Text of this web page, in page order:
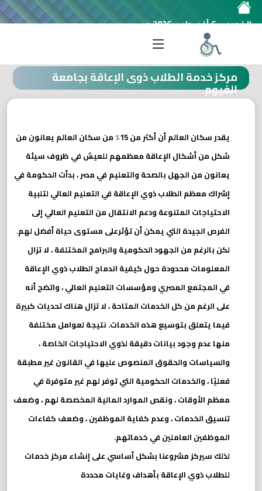
الخميس 6 أغسطس 2026 م
مركز خدمة الطلاب ذوى الإعاقة بجامعة الفيوم
مركز خدمة الطلاب ذوى الإعاقة بجامعة
الفيوم
يقدر سكان العالم أن أكثر من 15٪ من سكان العالم يعانون من
شكل من أشكال الإعاقة معظمهم للعيش في ظروف سيئة
يعانون من الجهل بالصحة والتعليم في مصر ، بدأت الحكومة في
إشراك معظم الطلاب ذوي الإعاقة في التعليم العالي لتلبية
الاحتياجات المتنوعة ودعم الانتقال من التعليم العالي إلى
الفرص الجيدة التي يمكن أن تؤثرعلى مستوى حياة أفضل لهم.
لكن بالرغم من الجهود الحكومية والبرامج المختلفة ، لا تزال
المعلومات محدودة حول كيفية اندماج الطلاب ذوي الإعاقة
في المجتمع المصري ومؤسسات التعليم العالي ، واتضح أنه
على الرغم من كل الخدمات المتاحة ، لا تزال هناك تحديات كبيرة
فيما يتعلق بتوسيع هذه الخدمات. نتيجة لعوامل مختلفة
منها عدم وجود بيانات دقيقة لذوي الاحتياجات الخاصة ،
والسياسات والحقوق المنصوص عليها في القانون غير مطبقة
فعليًا ، والخدمات الحكومية التي توفر لهم غير متوفرة في
معظم الأوقات ، ونقص الموارد المالية المخصصة لهم ، وضعف
تنسيق الخدمات ، وعدم كفاية الموظفين ، وضعف كفاءات
الموظفين العاملين في خدماتهم.
لذلك سيركز مشروعنا بشكل أساسي على إنشاء مركز خدمات
للطلاب ذوي الإعاقة بأهداف وغايات محددة